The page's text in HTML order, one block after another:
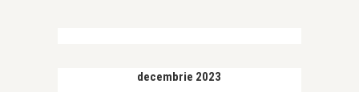
decembrie 2023